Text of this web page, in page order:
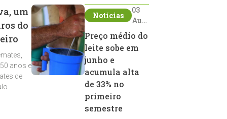
um
do
anos e
de
Sumário de Touros,
debates, podcast,
reprodutores e
homenagens
integram a
programação da
entidade durante a
ExpoGenética 2026
Notícias
03
Aug
2026
Preço médio do
leite sobe em
junho e
acumula alta
de 33% no
primeiro
semestre